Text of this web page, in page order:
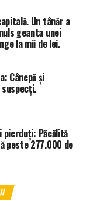
Un tânăr a
geanta unei
la mii de lei.
Cânepă și
pierduți: Păcălită
peste 277.000 de